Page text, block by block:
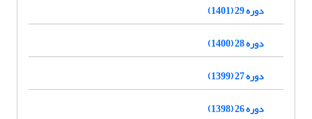
دوره 29 (1401)
دوره 28 (1400)
دوره 27 (1399)
دوره 26 (1398)